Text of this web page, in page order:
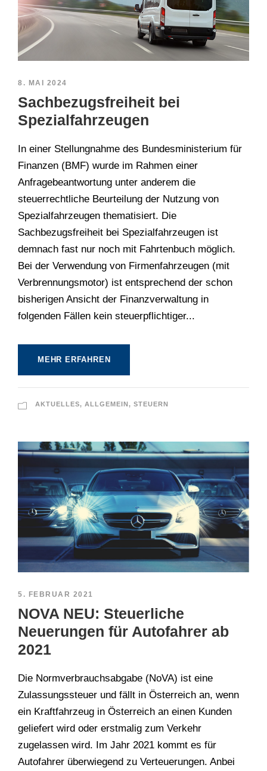
8. MAI 2024
Sachbezugsfreiheit bei
Spezialfahrzeugen
In einer Stellungnahme des Bundesministerium für
Finanzen (BMF) wurde im Rahmen einer
Anfragebeantwortung unter anderem die
steuerrechtliche Beurteilung der Nutzung von
Spezialfahrzeugen thematisiert. Die
Sachbezugsfreiheit bei Spezialfahrzeugen ist
demnach fast nur noch mit Fahrtenbuch möglich.
Bei der Verwendung von Firmenfahrzeugen (mit
Verbrennungsmotor) ist entsprechend der schon
bisherigen Ansicht der Finanzverwaltung in
folgenden Fällen kein steuerpflichtiger...
MEHR ERFAHREN
AKTUELLES, ALLGEMEIN , STEUERN
5. FEBRUAR 2021
NOVA NEU: Steuerliche
Neuerungen für Autofahrer ab
2021
Die Normverbrauchsabgabe (NoVA) ist eine
Zulassungssteuer und fällt in Österreich an, wenn
ein Kraftfahrzeug in Österreich an einen Kunden
geliefert wird oder erstmalig zum Verkehr
zugelassen wird. Im Jahr 2021 kommt es für
Autofahrer überwiegend zu Verteuerungen. Anbei